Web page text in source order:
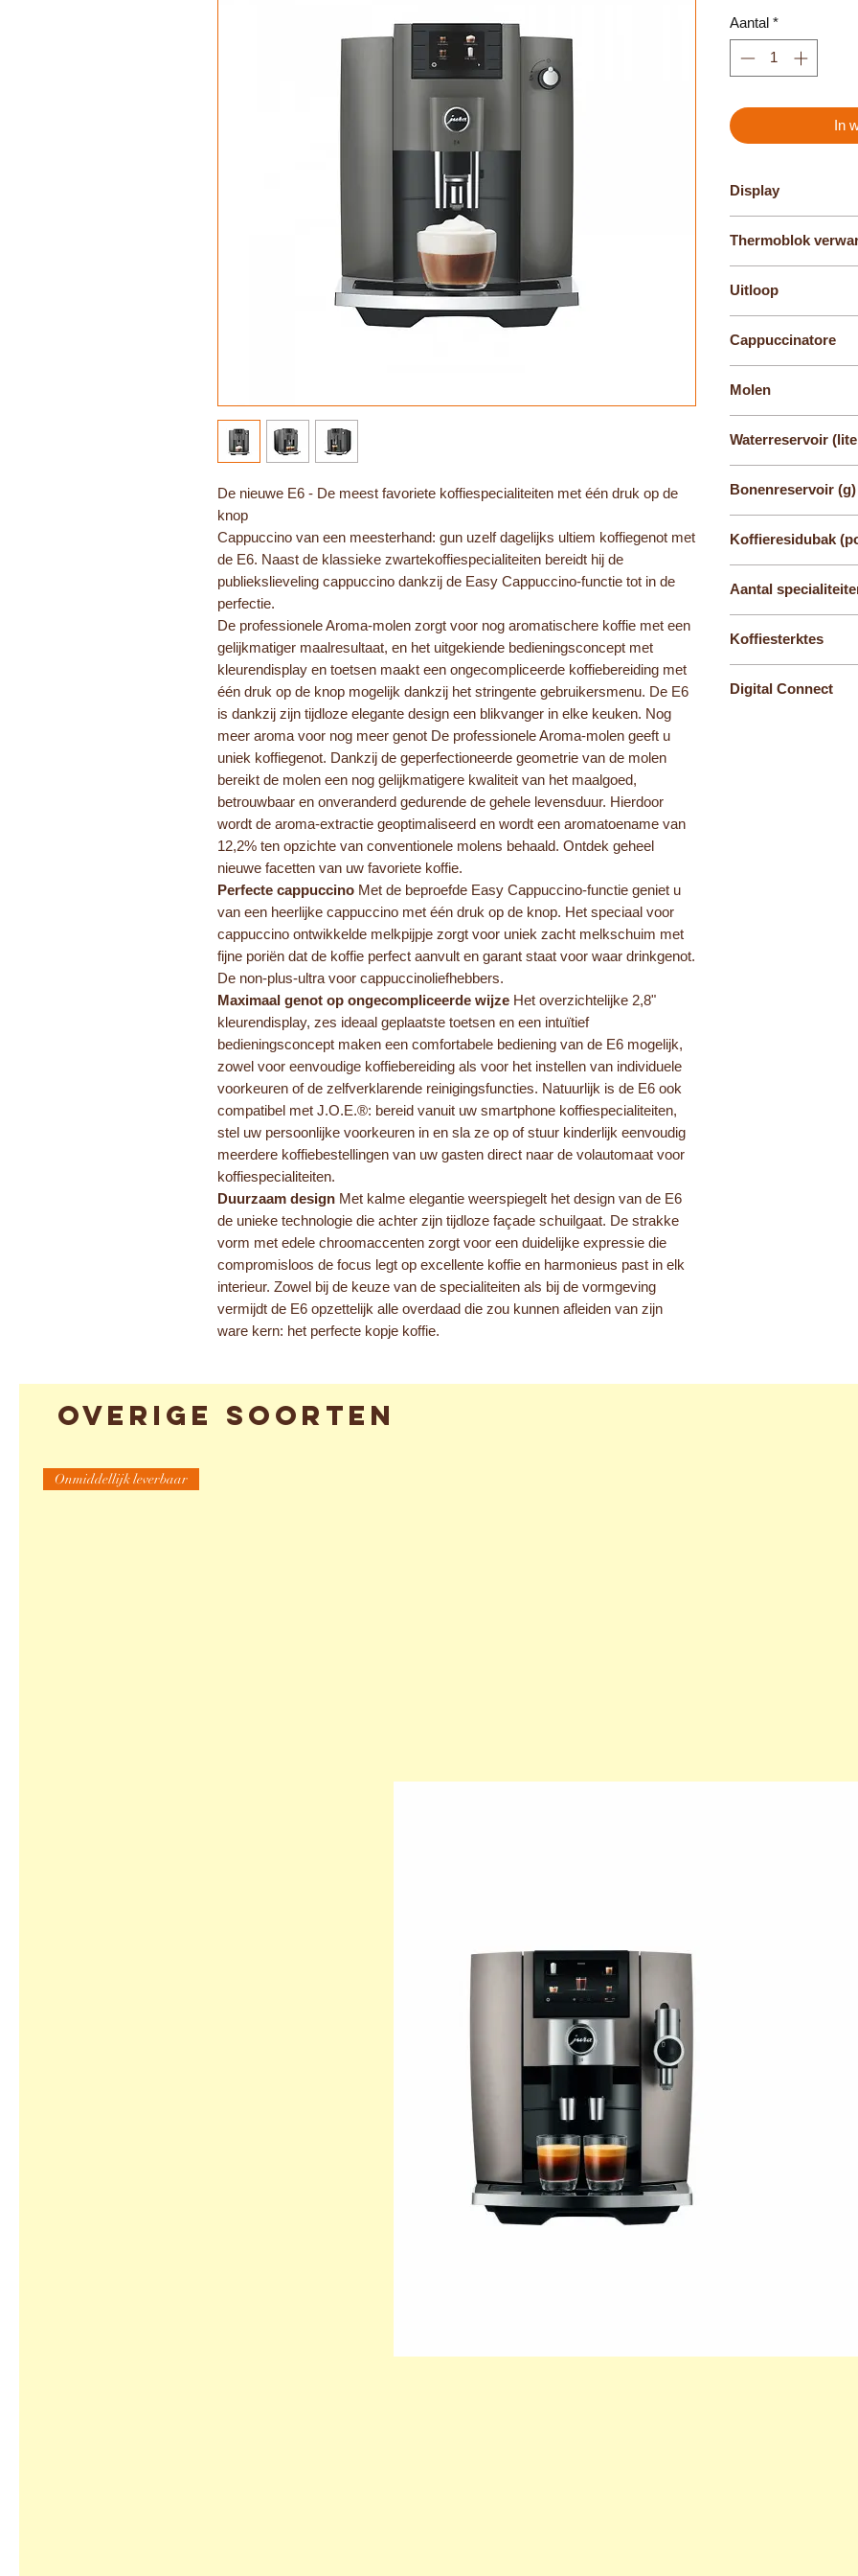
De nieuwe E6 - De meest favoriete koffiespecialiteiten met één druk op de
knop
Cappuccino van een meesterhand: gun uzelf dagelijks ultiem koffiegenot met
de E6. Naast de klassieke zwartekoffiespecialiteiten bereidt hij de
publiekslieveling cappuccino dankzij de Easy Cappuccino-functie tot in de
perfectie.
De professionele Aroma-molen zorgt voor nog aromatischere koffie met een
gelijkmatiger maalresultaat, en het uitgekiende bedieningsconcept met
kleurendisplay en toetsen maakt een ongecompliceerde koffiebereiding met
één druk op de knop mogelijk dankzij het stringente gebruikersmenu. De E6
is dankzij zijn tijdloze elegante design een blikvanger in elke keuken. Nog
meer aroma voor nog meer genot De professionele Aroma-molen geeft u
uniek koffiegenot. Dankzij de geperfectioneerde geometrie van de molen
bereikt de molen een nog gelijkmatigere kwaliteit van het maalgoed,
betrouwbaar en onveranderd gedurende de gehele levensduur. Hierdoor
wordt de aroma-extractie geoptimaliseerd en wordt een aromatoename van
12,2% ten opzichte van conventionele molens behaald. Ontdek geheel
nieuwe facetten van uw favoriete koffie.
Perfecte cappuccino Met de beproefde Easy Cappuccino-functie geniet u
van een heerlijke cappuccino met één druk op de knop. Het speciaal voor
cappuccino ontwikkelde melkpijpje zorgt voor uniek zacht melkschuim met
fijne poriën dat de koffie perfect aanvult en garant staat voor waar drinkgenot.
De non-plus-ultra voor cappuccinoliefhebbers.
Maximaal genot op ongecompliceerde wijze Het overzichtelijke 2,8"
kleurendisplay, zes ideaal geplaatste toetsen en een intuïtief
bedieningsconcept maken een comfortabele bediening van de E6 mogelijk,
zowel voor eenvoudige koffiebereiding als voor het instellen van individuele
voorkeuren of de zelfverklarende reinigingsfuncties. Natuurlijk is de E6 ook
compatibel met J.O.E.®: bereid vanuit uw smartphone koffiespecialiteiten,
stel uw persoonlijke voorkeuren in en sla ze op of stuur kinderlijk eenvoudig
meerdere koffiebestellingen van uw gasten direct naar de volautomaat voor
koffiespecialiteiten.
Duurzaam design Met kalme elegantie weerspiegelt het design van de E6
de unieke technologie die achter zijn tijdloze façade schuilgaat. De strakke
vorm met edele chroomaccenten zorgt voor een duidelijke expressie die
compromisloos de focus legt op excellente koffie en harmonieus past in elk
interieur. Zowel bij de keuze van de specialiteiten als bij de vormgeving
vermijdt de E6 opzettelijk alle overdaad die zou kunnen afleiden van zijn
ware kern: het perfecte kopje koffie.
Aantal *
In
Display
Thermoblok
Uitloop
Cappuccinatore
Molen
Waterreservoir
Bonenreservoir (g)
Koffieresidubak
Aantal
Koffiesterktes
Digital Connect
Overige soorten
Onmiddellijk leverbaar